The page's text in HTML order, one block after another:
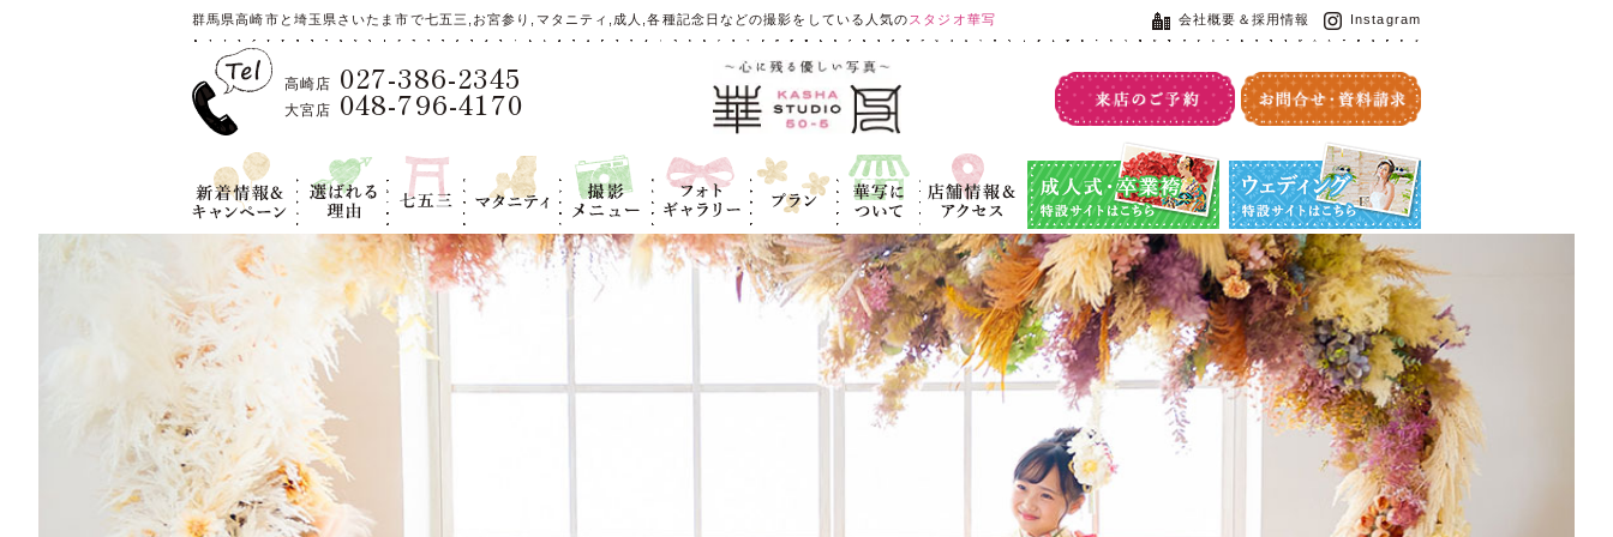
群馬県高崎市と埼玉県さいたま市で七五三,お宮参り,マタニティ,成人,各種記念日などの撮影をしている人気のスタジオ華写
高崎店 027-386-2345
大宮店 048-796-4170
会社概要＆採用情報 Instagram
新着情報＆キ
ャンペーン
選ばれる理
由
七五三 マタニティ
撮影メニュ
ー
フォトギャラ
リー
プラン
華写につい
て
店舗情報＆ア
クセス
成人式・卒業袴特設サイト ウエディング特設サイト